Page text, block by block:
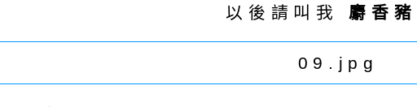
以後請叫我 麝香豬